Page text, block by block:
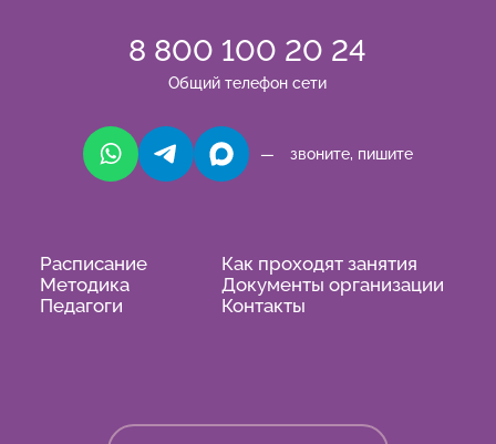
8 800 100 20 24
Общий телефон сети
— звоните, пишите
Расписание
Методика
Педагоги
Как проходят занятия
Документы организации
Контакты